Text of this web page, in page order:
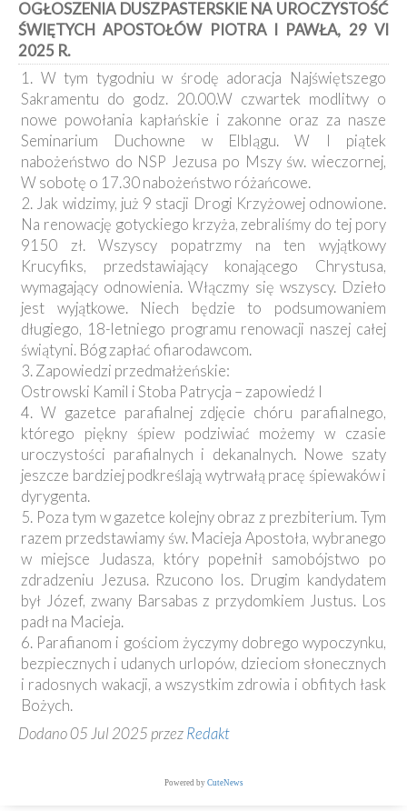
Kancelaria
Galeria
Dekanat
Nowy
Kapituła
Kolegiacka
Duszpasterze
Polecane
strony
Ochrona
Małoletnich
OGŁOSZENIA DUSZPASTERSKIE NA UROCZYSTOŚĆ
ŚWIĘTYCH APOSTOŁÓW PIOTRA I PAWŁA, 29 VI
2025 R.
1. W tym tygodniu w środę adoracja Najświętszego
Sakramentu do godz. 20.00.W czwartek modlitwy o
nowe powołania kapłańskie i zakonne oraz za nasze
Seminarium Duchowne w Elblągu. W I piątek
nabożeństwo do NSP Jezusa po Mszy św. wieczornej,
W sobotę o 17.30 nabożeństwo różańcowe.
2. Jak widzimy, już 9 stacji Drogi Krzyżowej odnowione.
Na renowację gotyckiego krzyża, zebraliśmy do tej pory
9150 zł. Wszyscy popatrzmy na ten wyjątkowy
Krucyfiks, przedstawiający konającego Chrystusa,
wymagający odnowienia. Włączmy się wszyscy. Dzieło
jest wyjątkowe. Niech będzie to podsumowaniem
długiego, 18-letniego programu renowacji naszej całej
świątyni. Bóg zapłać ofiarodawcom.
3. Zapowiedzi przedmałżeńskie:
Ostrowski Kamil i Stoba Patrycja – zapowiedź I
4. W gazetce parafialnej zdjęcie chóru parafialnego,
którego piękny śpiew podziwiać możemy w czasie
uroczystości parafialnych i dekanalnych. Nowe szaty
jeszcze bardziej podkreślają wytrwałą pracę śpiewaków i
dyrygenta.
5. Poza tym w gazetce kolejny obraz z prezbiterium. Tym
razem przedstawiamy św. Macieja Apostoła, wybranego
w miejsce Judasza, który popełnił samobójstwo po
zdradzeniu Jezusa. Rzucono los. Drugim kandydatem
był Józef, zwany Barsabas z przydomkiem Justus. Los
padł na Macieja.
6. Parafianom i gościom życzymy dobrego wypoczynku,
bezpiecznych i udanych urlopów, dzieciom słonecznych
i radosnych wakacji, a wszystkim zdrowia i obfitych łask
Bożych.
Dodano 05 Jul 2025 przezRedakt
Powered by CuteNews